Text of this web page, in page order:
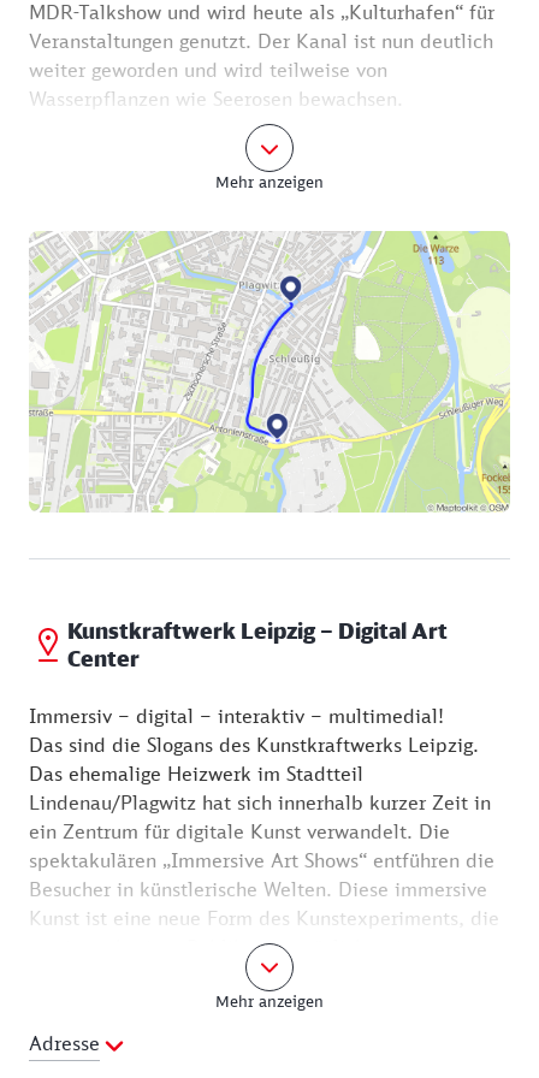
MDR-Talkshow und wird heute als „Kulturhafen“ für
Veranstaltungen genutzt. Der Kanal ist nun deutlich
weiter geworden und wird teilweise von
Wasserpflanzen wie Seerosen bewachsen.
Drei Brücken und eine leichte Rechtskurve weiter
lockt der Anleger am Stelzenhaus am linken Ufer zu
nächsten Biegung des Kanals ist auch rechter Hand
ein Anleger zu finden. Oberhalb der Steintreppe
liegen ein kleiner Spielplatz und die
Helmholtzschule.
Nach vier Brücken dicht hintereinander entdecken
Sie am rechten Ufer das Leipziger Kunstkraftwerk,
ein weiteres Industriedenkmal.
Mehr anzeigen
Kunstkraftwerk Leipzig – Digital Art
Center
Immersiv – digital – interaktiv – multimedial!
Das sind die Slogans des Kunstkraftwerks Leipzig.
Das ehemalige Heizwerk im Stadtteil
Lindenau/Plagwitz hat sich innerhalb kurzer Zeit in
ein Zentrum für digitale Kunst verwandelt. Die
spektakulären „Immersive Art Shows“ entführen die
Besucher in künstlerische Welten. Diese immersive
Kunst ist eine neue Form des Kunstexperiments, die
es einem breiten Publikum ermöglicht, eine neue
Sinneserfahrung zu erleben. Die Betrachter stehen
nicht mehr vor dem Kunstwerk, sondern werden zum
integralen Bestandteil des Werkes.
Sonderausstellungen flankieren das Programm der
Mehr anzeigen
Adresse